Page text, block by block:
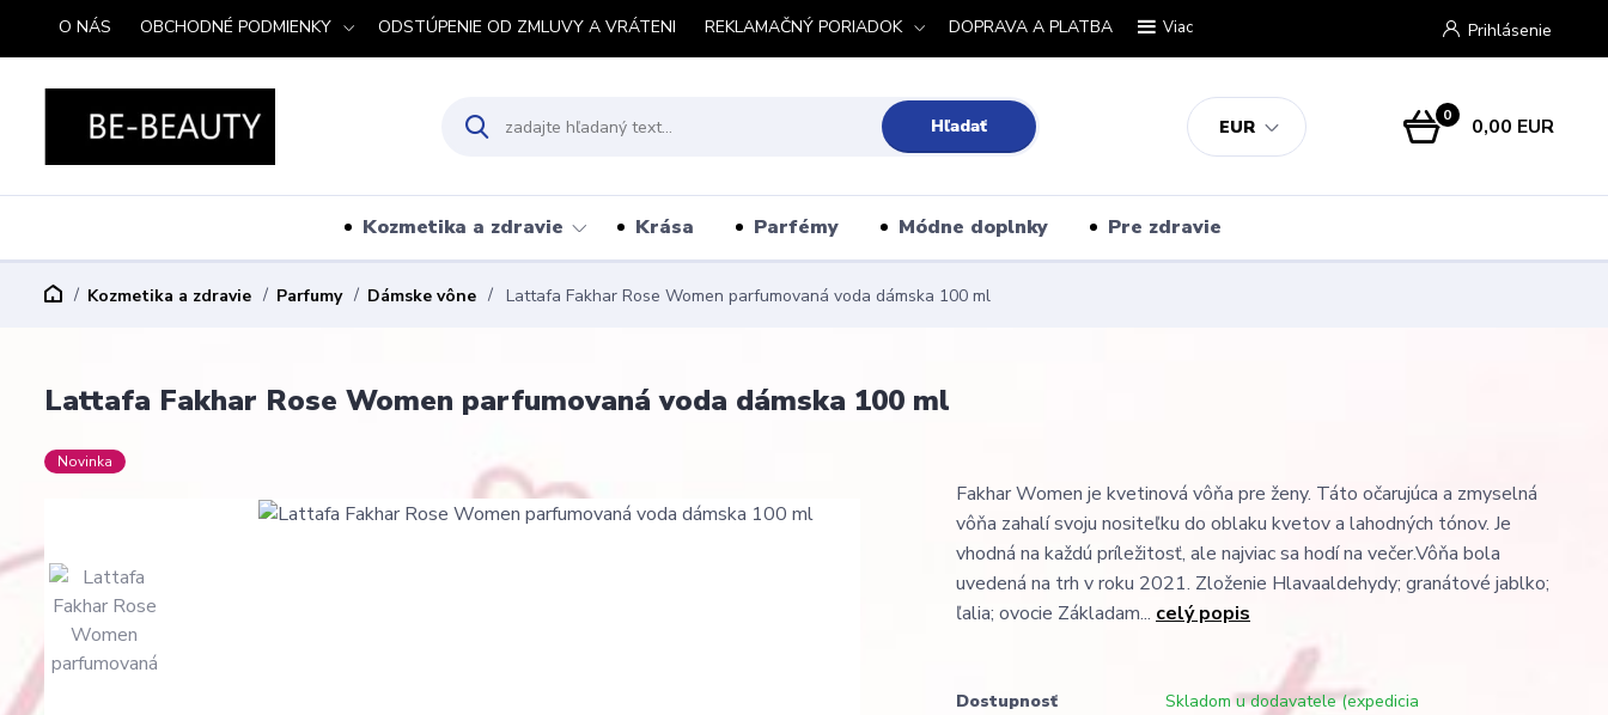
O NÁS OBCHODNÉ PODMIENKY ODSTÚPENIE OD ZMLUVY A VRÁTENI REKLAMAČNÝ PORIADOK DOPRAVA A PLATBA Viac
EUR
Prihlásenie
Hľadať 0 0,00 EUR
Kozmetika a zdravie Krása Parfémy Módne doplnky Pre zdravie
Kozmetika a zdravie Parfumy Dámske vône Lattafa Fakhar Rose Women parfumovaná voda dámska 100 ml
Lattafa Fakhar Rose Women parfumovaná voda dámska 100 ml
Novinka
Fakhar Women je kvetinová vôňa pre ženy. Táto očarujúca a zmyselná
vôňa zahalí svoju nositeľku do oblaku kvetov a lahodných tónov. Je
vhodná na každú príležitosť, ale najviac sa hodí na večer.Vôňa bola
uvedená na trh v roku 2021. Zloženie Hlavaaldehydy; granátové jablko;
ľalia; ovocie Základam... celý popis
Dostupnosť
Skladom u dodavatele (expedicia